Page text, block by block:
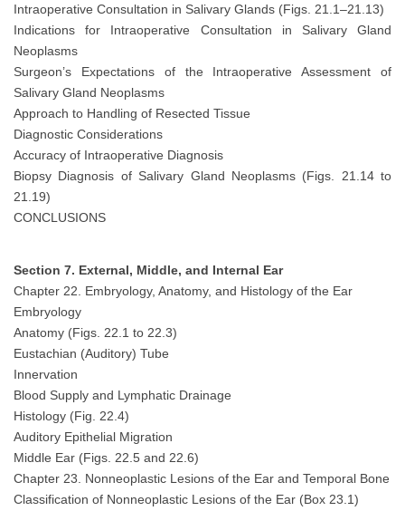
Intraoperative Consultation in Salivary Glands (Figs. 21.1–21.13)
Indications for Intraoperative Consultation in Salivary Gland
Neoplasms
Surgeon’s Expectations of the Intraoperative Assessment of
Salivary Gland Neoplasms
Approach to Handling of Resected Tissue
Diagnostic Considerations
Accuracy of Intraoperative Diagnosis
Biopsy Diagnosis of Salivary Gland Neoplasms (Figs. 21.14 to
21.19)
CONCLUSIONS
Section 7. External, Middle, and Internal Ear
Chapter 22. Embryology, Anatomy, and Histology of the Ear
Embryology
Anatomy (Figs. 22.1 to 22.3)
Eustachian (Auditory) Tube
Innervation
Blood Supply and Lymphatic Drainage
Histology (Fig. 22.4)
Auditory Epithelial Migration
Middle Ear (Figs. 22.5 and 22.6)
Chapter 23. Nonneoplastic Lesions of the Ear and Temporal Bone
Classification of Nonneoplastic Lesions of the Ear (Box 23.1)